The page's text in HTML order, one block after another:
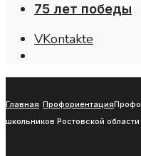
75 лет победы
VKontakte
Главная Профориентация
школьников Ростовской области